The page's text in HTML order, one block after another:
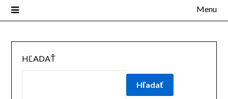
Menu
HĽADAŤ
Hľadať